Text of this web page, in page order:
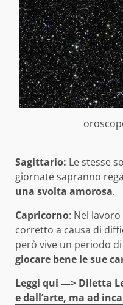
Sagittario: Le stesse
giornate sapranno
una svolta amorosa.
Capricorno: Nel
corretto a causa di
però vive un periodo
giocare bene le sue
Leggi qui —> Diletta
e dall’arte, ma ad